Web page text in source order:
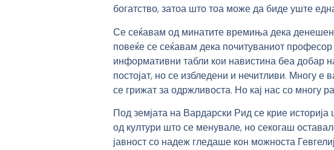
богатство, затоа што тоа може да биде уште
Се сеќавам од минатите времиња дека денешен
повеќе се сеќавам дека почитуваниот
информативни табли кои навистина беа добар
постојат, но се избледени и нечитливи. Многу
се грижат за одржливоста. Но кај нас со многу
Под земјата на Вардарски Рид се крие
од култури што се менувале, но секогаш
јавност со надеж гледаше кон можноста